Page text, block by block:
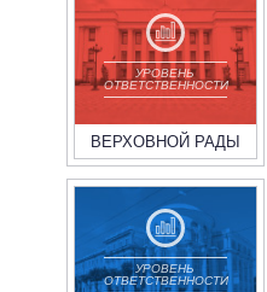
УРОВЕНЬ
ОТВЕТСТВЕННОСТИ
ВЕРХОВНОЙ РАДЫ
УРОВЕНЬ
ОТВЕТСТВЕННОСТИ